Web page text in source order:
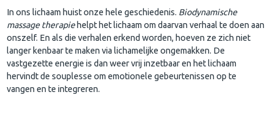
In ons lichaam huist onze hele geschiedenis. Biodynamische
massage therapie helpt het lichaam om daarvan verhaal te doen aan
onszelf. En als die verhalen erkend worden, hoeven ze zich niet
langer kenbaar te maken via lichamelijke ongemakken. De
vastgezette energie is dan weer vrij inzetbaar en het lichaam
hervindt de souplesse om emotionele gebeurtenissen op te
vangen en te integreren.